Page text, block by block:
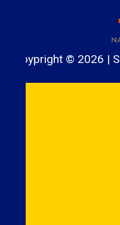
Coypright © 2026 | S